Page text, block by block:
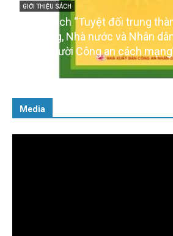
GIỚI THIỆU SÁCH
Cuốn sách “Tuyệt đối trung
với Đảng, Nhà nước và Nhân
cách người Công an cách
Media